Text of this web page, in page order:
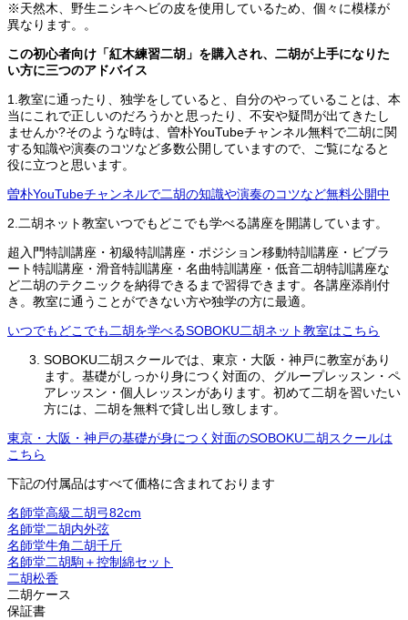
※天然木、野生ニシキヘビの皮を使用しているため、個々に模様が
異なります。。
この初心者向け「紅木練習二胡」を購入され、二胡が上手になりた
い方に三つのアドバイス
1.教室に通ったり、独学をしていると、自分のやっていることは、本
当にこれで正しいのだろうかと思ったり、不安や疑問が出てきたし
ませんか?そのような時は、曽朴YouTubeチャンネル無料で二胡に関
する知識や演奏のコツなど多数公開していますので、ご覧になると
役に立つと思います。
曽朴YouTubeチャンネルで二胡の知識や演奏のコツなど無料公開中
2.二胡ネット教室いつでもどこでも学べる講座を開講しています。
超入門特訓講座・初級特訓講座・ポジション移動特訓講座・ビブラ
ート特訓講座・滑音特訓講座・名曲特訓講座・低音二胡特訓講座な
ど二胡のテクニックを納得できるまで習得できます。各講座添削付
き。教室に通うことができない方や独学の方に最適。
いつでもどこでも二胡を学べるSOBOKU二胡ネット教室はこちら
SOBOKU二胡スクールでは、東京・大阪・神戸に教室があり
ます。基礎がしっかり身につく対面の、グループレッスン・ペ
アレッスン・個人レッスンがあります。初めて二胡を習いたい
方には、二胡を無料で貸し出し致します。
東京・大阪・神戸の基礎が身につく対面のSOBOKU二胡スクールは
こちら
下記の付属品はすべて価格に含まれております
名師堂高級二胡弓82cm
名師堂二胡内外弦
名師堂牛角二胡千斤
名師堂二胡駒＋控制綿セット
二胡松香
二胡ケース
保証書